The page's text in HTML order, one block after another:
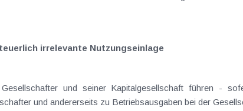
irrelevante Nutzungseinlage
und seiner Kapitalgesellschaft führen -
und andererseits zu Betriebsausgaben bei der